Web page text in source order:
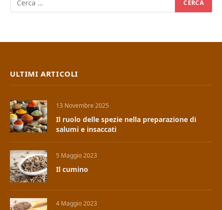
ULTIMI ARTICOLI
13 Novembre 2025
Il ruolo delle spezie nella preparazione di
salumi e insaccati
5 Maggio 2023
Il cumino
4 Maggio 2023